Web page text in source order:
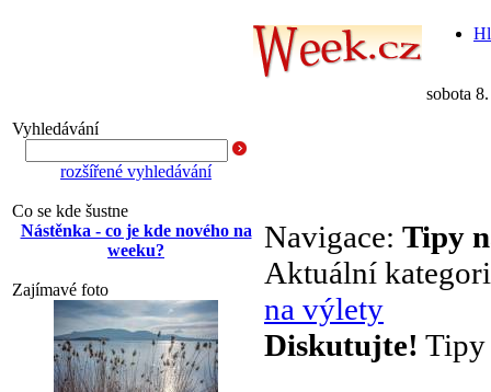
sobota
Vyhledávání
rozšířené vyhledávání
Co se kde šustne
Nástěnka - co je kde nového na
weeku?
Zajímavé foto
Navigace: Tipy
Aktuální
na výlety
Diskutujte! Tipy